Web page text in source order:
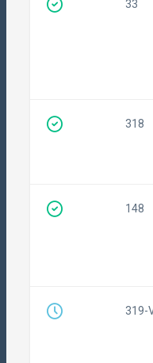
33
318
148
319-